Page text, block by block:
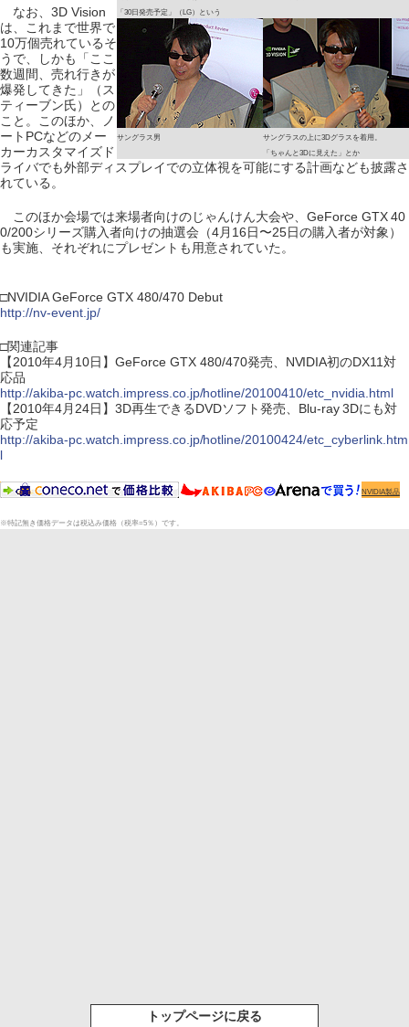
「30日発売予定」（LG）という
サングラス男
サングラスの上に3Dグラスを着用。
「ちゃんと3Dに見えた」とか
なお、3D Vision
は、これまで世界で
10万個売れているそ
うで、しかも「ここ
数週間、売れ行きが
爆発してきた」（ス
ティーブン氏）との
こと。このほか、ノ
ートPCなどのメー
カーカスタマイズド
ライバでも外部ディスプレイでの立体視を可能にする計画なども披露さ
れている。
このほか会場では来場者向けのじゃんけん大会や、GeForce GTX 40
0/200シリーズ購入者向けの抽選会（4月16日〜25日の購入者が対象）
も実施、それぞれにプレゼントも用意されていた。
□NVIDIA GeForce GTX 480/470 Debut
http://nv-event.jp/
□関連記事
【2010年4月10日】GeForce GTX 480/470発売、NVIDIA初のDX11対
応品
http://akiba-pc.watch.impress.co.jp/hotline/20100410/etc_nvidia.html
【2010年4月24日】3D再生できるDVDソフト発売、Blu-ray 3Dにも対
応予定
http://akiba-pc.watch.impress.co.jp/hotline/20100424/etc_cyberlink.htm
l
NVIDIA製品
※特記無き価格データは税込み価格（税率=5％）です。
トップページに戻る